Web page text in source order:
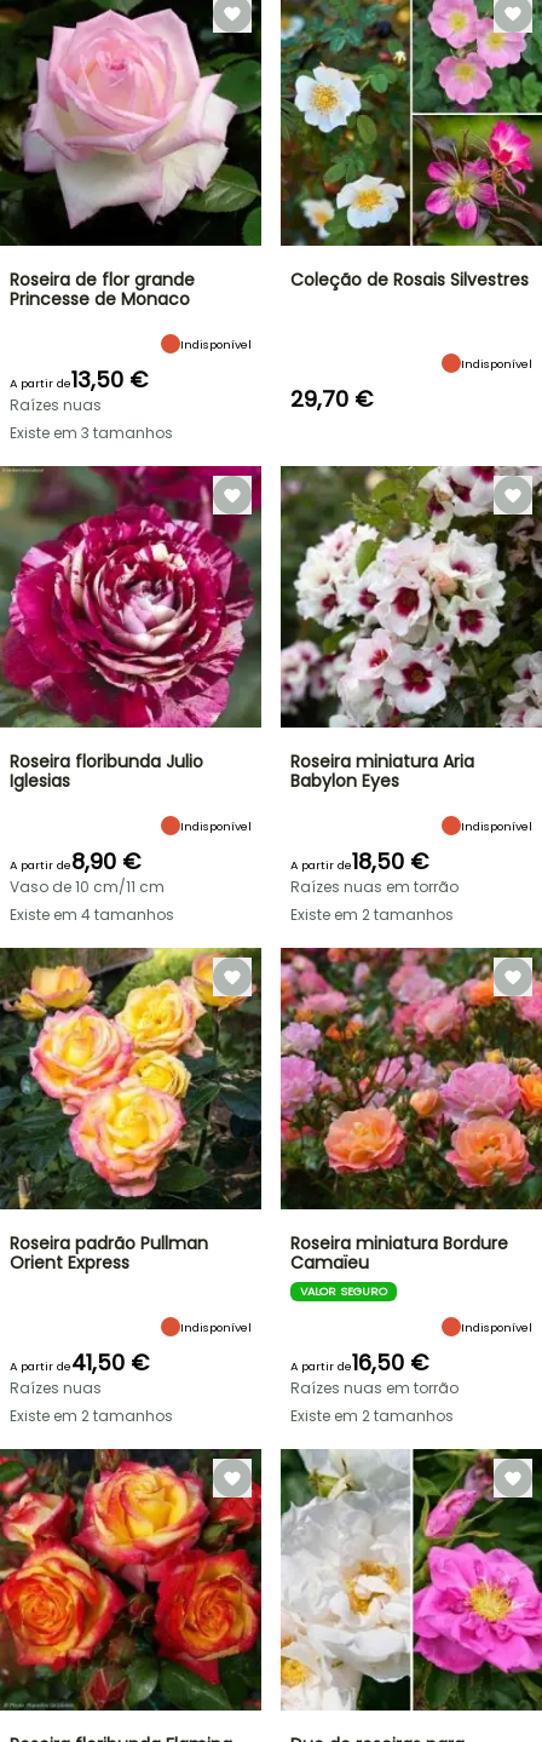
Roseira de flor grande
Princesse de Monaco
Indisponível
A partir de13,50 €
Raízes nuas
Existe em 3 tamanhos
Coleção de Rosais Silvestres
Indisponível
29,70 €
Roseira floribunda Julio
Iglesias
Indisponível
A partir de8,90 €
Vaso de 10 cm/11 cm
Existe em 4 tamanhos
Roseira miniatura Aria
Babylon Eyes
Indisponível
A partir de18,50 €
Raízes nuas em torrão
Existe em 2 tamanhos
Roseira padrão Pullman
Orient Express
Indisponível
A partir de41,50 €
Raízes nuas
Existe em 2 tamanhos
Roseira miniatura Bordure
Camaïeu
VALOR SEGURO
Indisponível
A partir de16,50 €
Raízes nuas em torrão
Existe em 2 tamanhos